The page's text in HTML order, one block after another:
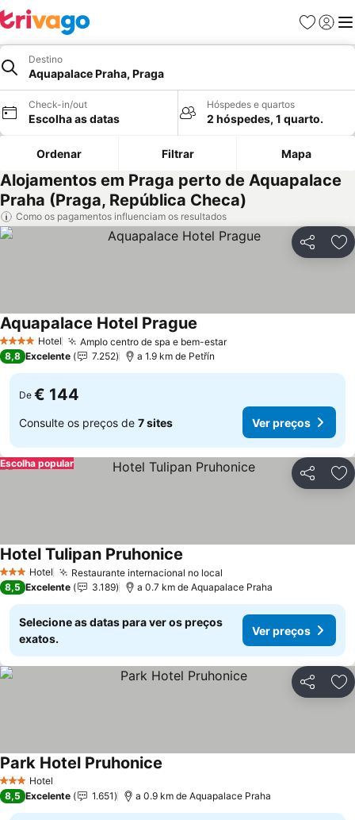
Favoritos
Iniciar
Destino
Aquapalace Praha, Praga
Check-in/out
Escolha as datas
Hóspedes e quartos
2 hóspedes, 1 quarto.
Ordenar Filtrar Mapa
Alojamentos em Praga perto de Aquapalace
Praha (Praga, República Checa)
Como os pagamentos influenciam os resultados
Partilhar
4 EstrelasHotel Amplo centro de spa e bem-estar
Aquapalace Hotel Prague
8,8 Excelente 7.252 a 1.9 km de Petřín
De € 144
Consulte os preços de 7 sites Ver preços
Partilhar
Escolha popular
3 EstrelasHotel Restaurante internacional no local
Hotel Tulipan Pruhonice
8,5 Excelente 3.189 a 0.7 km de Aquapalace Praha
Selecione as datas para ver os preços
exatos.
Ver preços
Partilhar
3 EstrelasHotel
Park Hotel Pruhonice
8,5 Excelente 1.651 a 0.9 km de Aquapalace Praha